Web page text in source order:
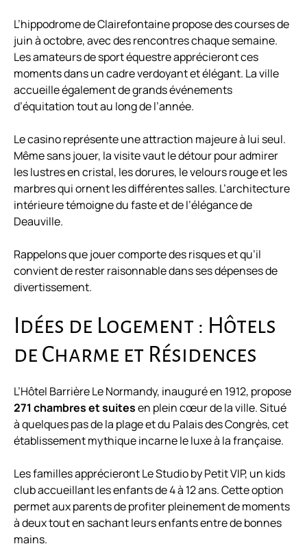
L’hippodrome de Clairefontaine propose des courses de
juin à octobre, avec des rencontres chaque semaine.
Les amateurs de sport équestre apprécieront ces
moments dans un cadre verdoyant et élégant. La ville
accueille également de grands événements
d’équitation tout au long de l’année.
Le casino représente une attraction majeure à lui seul.
Même sans jouer, la visite vaut le détour pour admirer
les lustres en cristal, les dorures, le velours rouge et les
marbres qui ornent les différentes salles. L’architecture
intérieure témoigne du faste et de l’élégance de
Deauville.
Rappelons que jouer comporte des risques et qu’il
convient de rester raisonnable dans ses dépenses de
divertissement.
Idées de Logement : Hôtels
de Charme et Résidences
L’Hôtel Barrière Le Normandy, inauguré en 1912, propose
271 chambres et suitesen plein cœur de la ville. Situé
à quelques pas de la plage et du Palais des Congrès, cet
établissement mythique incarne le luxe à la française.
Les familles apprécieront Le Studio by Petit VIP, un kids
club accueillant les enfants de 4 à 12 ans. Cette option
permet aux parents de profiter pleinement de moments
à deux tout en sachant leurs enfants entre de bonnes
mains.